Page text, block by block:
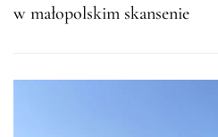
w małopolskim skansenie